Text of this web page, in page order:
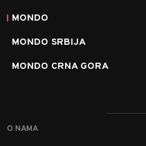
MONDO
MONDO SRBIJA
MONDO CRNA GORA
O NAMA